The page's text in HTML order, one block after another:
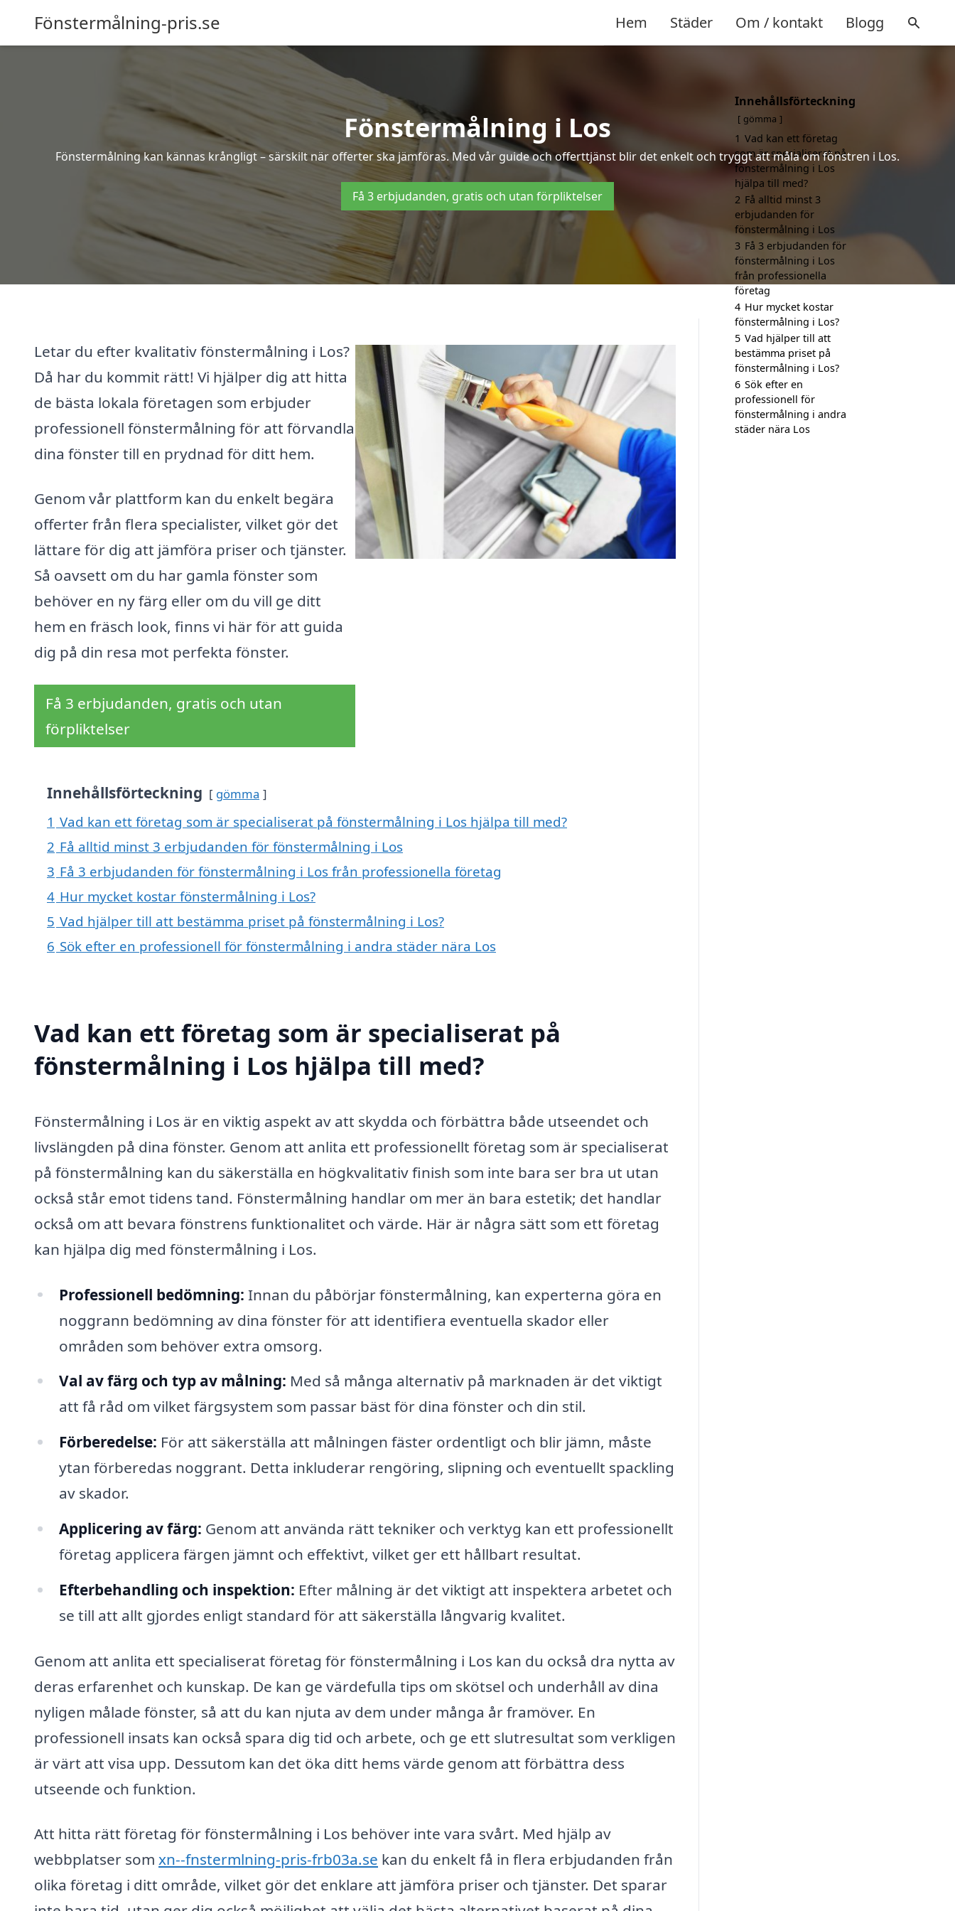
Fönstermålning-pris.se Hem Städer Om / kontakt Blogg
Fönstermålning i Los
Fönstermålning kan kännas krångligt – särskilt när offerter ska jämföras. Med vår guide och offerttjänst blir det enkelt och tryggt att måla om fönstren i Los.
Få 3 erbjudanden, gratis och utan förpliktelser
Letar du efter kvalitativ fönstermålning i Los?
Då har du kommit rätt! Vi hjälper dig att hitta
de bästa lokala företagen som erbjuder
professionell fönstermålning för att förvandla
dina fönster till en prydnad för ditt hem.
Genom vår plattform kan du enkelt begära
offerter från flera specialister, vilket gör det
lättare för dig att jämföra priser och tjänster.
Så oavsett om du har gamla fönster som
behöver en ny färg eller om du vill ge ditt
hem en fräsch look, finns vi här för att guida
dig på din resa mot perfekta fönster.
Få 3 erbjudanden, gratis och utan
förpliktelser
Innehållsförteckning gömma
1 Vad kan ett företag som är specialiserat på fönstermålning i Los hjälpa till med?
2 Få alltid minst 3 erbjudanden för fönstermålning i Los
3 Få 3 erbjudanden för fönstermålning i Los från professionella företag
4 Hur mycket kostar fönstermålning i Los?
5 Vad hjälper till att bestämma priset på fönstermålning i Los?
6 Sök efter en professionell för fönstermålning i andra städer nära Los
Vad kan ett företag som är specialiserat på
fönstermålning i Los hjälpa till med?
Fönstermålning i Los är en viktig aspekt av att skydda och förbättra både utseendet och
livslängden på dina fönster. Genom att anlita ett professionellt företag som är specialiserat
på fönstermålning kan du säkerställa en högkvalitativ finish som inte bara ser bra ut utan
också står emot tidens tand. Fönstermålning handlar om mer än bara estetik; det handlar
också om att bevara fönstrens funktionalitet och värde. Här är några sätt som ett företag
kan hjälpa dig med fönstermålning i Los.
Professionell bedömning: Innan du påbörjar fönstermålning, kan experterna göra en
noggrann bedömning av dina fönster för att identifiera eventuella skador eller
områden som behöver extra omsorg.
Val av färg och typ av målning: Med så många alternativ på marknaden är det viktigt
att få råd om vilket färgsystem som passar bäst för dina fönster och din stil.
Förberedelse: För att säkerställa att målningen fäster ordentligt och blir jämn, måste
ytan förberedas noggrant. Detta inkluderar rengöring, slipning och eventuellt spackling
av skador.
Applicering av färg: Genom att använda rätt tekniker och verktyg kan ett professionellt
företag applicera färgen jämnt och effektivt, vilket ger ett hållbart resultat.
Efterbehandling och inspektion: Efter målning är det viktigt att inspektera arbetet och
se till att allt gjordes enligt standard för att säkerställa långvarig kvalitet.
Genom att anlita ett specialiserat företag för fönstermålning i Los kan du också dra nytta av
deras erfarenhet och kunskap. De kan ge värdefulla tips om skötsel och underhåll av dina
nyligen målade fönster, så att du kan njuta av dem under många år framöver. En
professionell insats kan också spara dig tid och arbete, och ge ett slutresultat som verkligen
är värt att visa upp. Dessutom kan det öka ditt hems värde genom att förbättra dess
utseende och funktion.
Att hitta rätt företag för fönstermålning i Los behöver inte vara svårt. Med hjälp av
webbplatser som xn--fnstermlning-pris-frb03a.se kan du enkelt få in flera erbjudanden från
olika företag i ditt område, vilket gör det enklare att jämföra priser och tjänster. Det sparar
Innehållsförteckning
gömma
1 Vad kan ett företag
som är specialiserat på
fönstermålning i Los
hjälpa till med?
2 Få alltid minst 3
erbjudanden för
fönstermålning i Los
3 Få 3 erbjudanden för
fönstermålning i Los
från professionella
företag
4 Hur mycket kostar
fönstermålning i Los?
5 Vad hjälper till att
bestämma priset på
fönstermålning i Los?
6 Sök efter en
professionell för
fönstermålning i andra
städer nära Los